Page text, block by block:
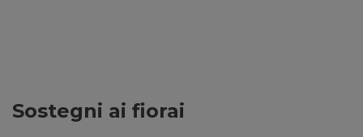
Sostegni ai fiorai